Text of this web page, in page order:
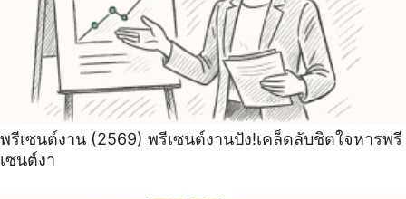
พรีเซนต์งาน (2569) พรีเซนต์งานปัง!เคล็ดลับชิตใจหารพรี
เซนต์งา